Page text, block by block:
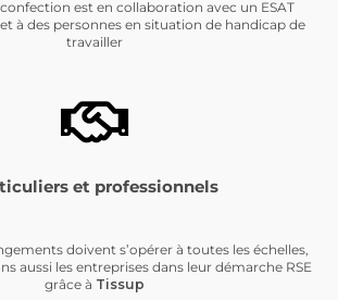
est en collaboration avec un ESAT
à des personnes en situation de handicap de
travailler
et professionnels
doivent s’opérer à toutes les échelles,
aussi les entreprises dans leur démarche RSE
grâce à Tissup